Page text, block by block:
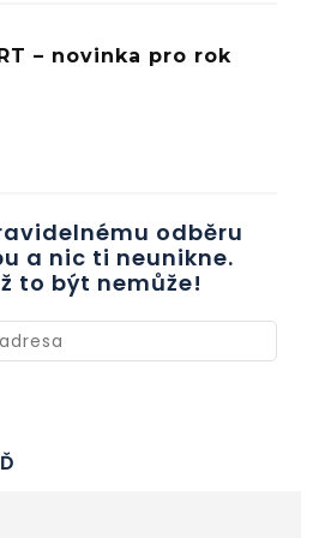
– novinka pro rok
odběru
a nic ti neunikne.
to být nemůže!